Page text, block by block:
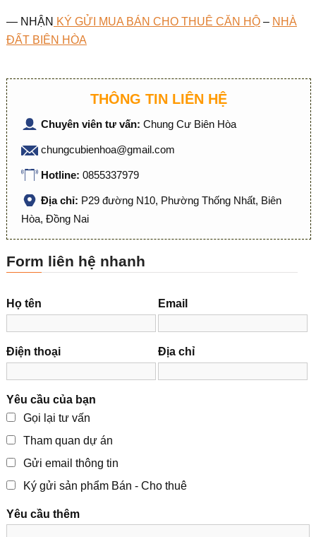
— NHẬN KÝ GỬI MUA BÁN CHO THUÊ CĂN HỘ– NHÀ
ĐẤT BIÊN HÒA
THÔNG TIN LIÊN HỆ
Chuyên viên tư vấn: Chung Cư Biên Hòa
chungcubienhoa@gmail.com
Hotline: 0855337979
Địa chỉ: P29 đường N10, Phường Thống Nhất, Biên
Hòa, Đồng Nai
Form liên hệ nhanh
Họ tên Email
Điện thoại Địa chỉ
Yêu cầu của bạn
Gọi lại tư vấn
Tham quan dự án
Gửi email thông tin
Ký gửi sản phẩm Bán - Cho thuê
Yêu cầu thêm